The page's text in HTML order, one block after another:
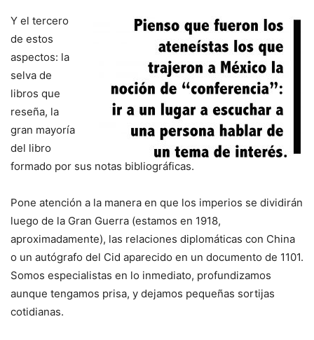
Y el tercero
de estos
aspectos: la
selva de
libros que
reseña, la
gran mayoría
del libro
formado por sus notas bibliográficas.
Pone atención a la manera en que los imperios se dividirán
luego de la Gran Guerra (estamos en 1918,
aproximadamente), las relaciones diplomáticas con China
o un autógrafo del Cid aparecido en un documento de 1101.
Somos especialistas en lo inmediato, profundizamos
aunque tengamos prisa, y dejamos pequeñas sortijas
cotidianas.